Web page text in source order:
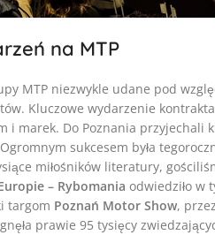
na MTP
MTP niezwykle udane pod
Kluczowe wydarzenie
i marek. Do Poznania przyjechali
sukcesem była
miłośników literatury,
– Rybomania odwiedziło w
targom Poznań Motor Show,
prawie 95 tysięcy